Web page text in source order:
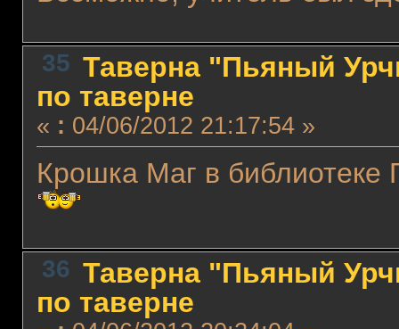
35 Таверна "Пьяный
по таверне
« : 04/06/2012 21:17:54 »
Крошка Маг в
36 Таверна "Пьяный
по таверне